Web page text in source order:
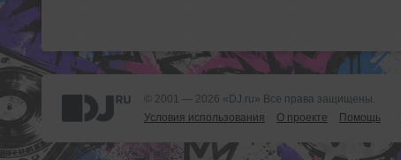
© 2001 — 2026 «DJ.ru» Все права защищены.
Условия использования
О проекте Помощь